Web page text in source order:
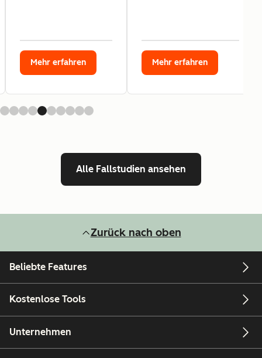
Mehr erfahren Mehr erfahren
Alle Fallstudien ansehen
Zurück nach oben
Beliebte Features
Kostenlose Tools
Unternehmen